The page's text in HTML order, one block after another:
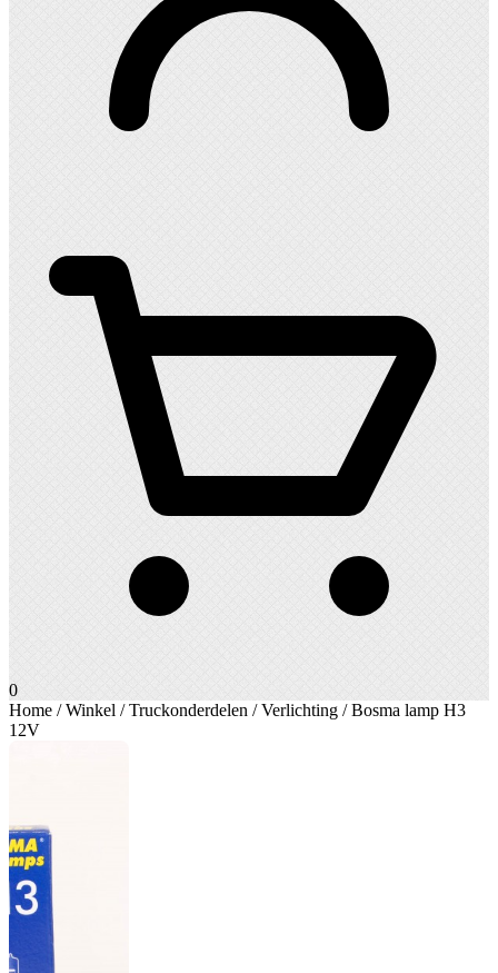
0
Home /Winkel /Truckonderdelen /Verlichting / Bosma lamp H3
12V